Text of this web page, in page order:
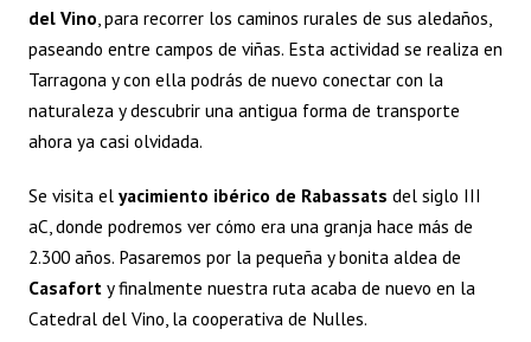
del Vino, para recorrer los caminos rurales de sus aledaños,
paseando entre campos de viñas. Esta actividad se realiza en
Tarragona y con ella podrás de nuevo conectar con la
naturaleza y descubrir una antigua forma de transporte
ahora ya casi olvidada.
Se visita el yacimiento ibérico de Rabassats del siglo III
aC, donde podremos ver cómo era una granja hace más de
2.300 años. Pasaremos por la pequeña y bonita aldea de
Casafort y finalmente nuestra ruta acaba de nuevo en la
Catedral del Vino, la cooperativa de Nulles.